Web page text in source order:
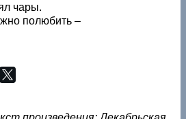
чары.
полюбить –